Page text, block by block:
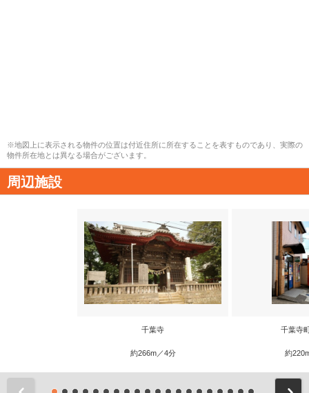
※地図上に表示される物件の位置は付近住所に所在することを表すものであり、実際の
物件所在地とは異なる場合がございます。
周辺施設
千葉寺
約266m／4分
千葉寺
約